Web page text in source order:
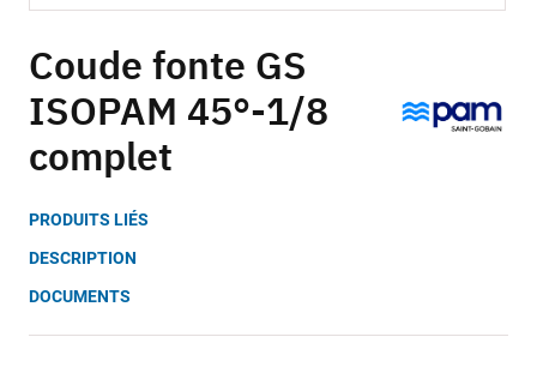
to
the
beginning
of
the
gallery
Coude fonte GS
ISOPAM 45°-1/8
complet
PRODUITS LIÉS
DESCRIPTION
DOCUMENTS